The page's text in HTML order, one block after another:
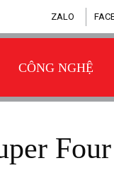
ZALO
CÔNG NGHỆ